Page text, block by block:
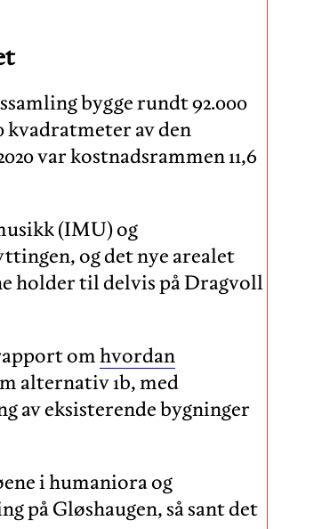
bygge rundt 92.000
kvadratmeter av den
var kostnadsrammen 11,6
(IMU) og
og det nye arealet
holder til delvis på Dragvoll
omhvordan
alternativ 1b, med
av eksisterende bygninger
i humaniora og
på Gløshaugen, så sant det